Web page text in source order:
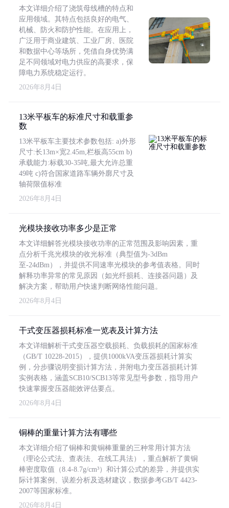
本文详细介绍了浇筑母线槽的特点和
应用领域。其特点包括良好的电气、
机械、防火和防护性能。在应用上，
广泛用于商业建筑、工业厂房、医院
和数据中心等场所，凭借自身优势满
足不同领域对电力供应的高要求，保
障电力系统稳定运行。
2026年8月4日
13米平板车的标准尺寸和载重参
数
13米平板车主要技术参数包括: a)外形
尺寸:长13m×宽2.45m,栏板高55cm b)
承载能力:标载30-35吨,最大允许总重
49吨 c)符合国家道路车辆外廓尺寸及
轴荷限值标准
2026年8月4日
光模块接收功率多少是正常
本文详细解答光模块接收功率的正常范围及影响因素，重
点分析千兆光模块的收光标准（典型值为-3dBm
至-24dBm），并提供不同速率光模块的参考值表格。同时
解释功率异常的常见原因（如光纤损耗、连接器问题）及
解决方案，帮助用户快速判断网络性能问题。
2026年8月4日
干式变压器损耗标准一览表及计算方法
本文详细解析干式变压器空载损耗、负载损耗的国家标准
（GB/T 10228-2015），提供1000kVA变压器损耗计算实
例，分步骤说明变损计算方法，并附电力变压器损耗计算
实例表格，涵盖SCB10/SCB13等常见型号参数，指导用户
快速掌握变压器能效评估要点。
2026年8月4日
铜棒的重量计算方法有哪些
本文详细介绍了铜棒和黄铜棒重量的三种常用计算方法
（理论公式法、查表法、在线工具法），重点解析了黄铜
棒密度取值（8.4-8.7g/cm³）和计算公式的差异，并提供实
际计算案例、误差分析及选材建议，数据参考GB/T 4423-
2007等国家标准。
2026年8月4日